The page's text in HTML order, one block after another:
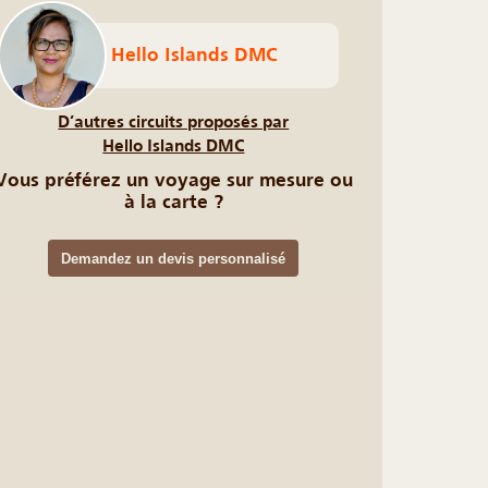
Hello Islands DMC
D’autres circuits proposés par
Hello Islands DMC
préférez un voyage sur mesure ou
à la carte ?
Demandez un devis personnalisé